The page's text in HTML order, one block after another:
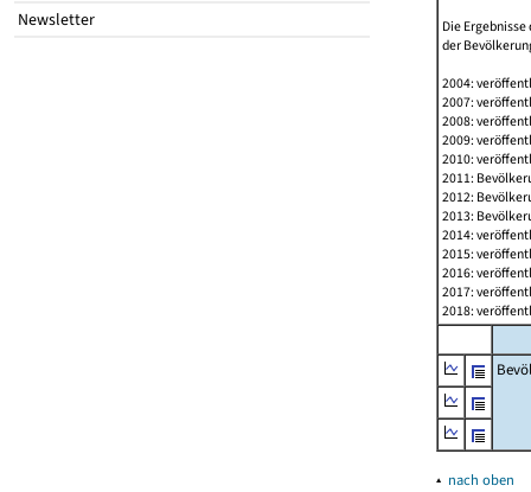
Newsletter
Die
der
2004:
2007:
2008:
2009:
2010:
2011:
2012:
2013:
2014:
2015:
2016:
2017:
2018:
▴ nach oben